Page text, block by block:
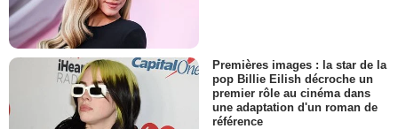
Premières images : la star de la
pop Billie Eilish décroche un
premier rôle au cinéma dans
une adaptation d'un roman de
référence